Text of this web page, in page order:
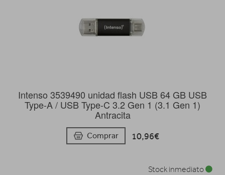
Intenso 3539490 unidad flash USB 64 GB USB
Type-A / USB Type-C 3.2 Gen 1 (3.1 Gen 1)
Antracita
Comprar 10,96€
Stock inmediato